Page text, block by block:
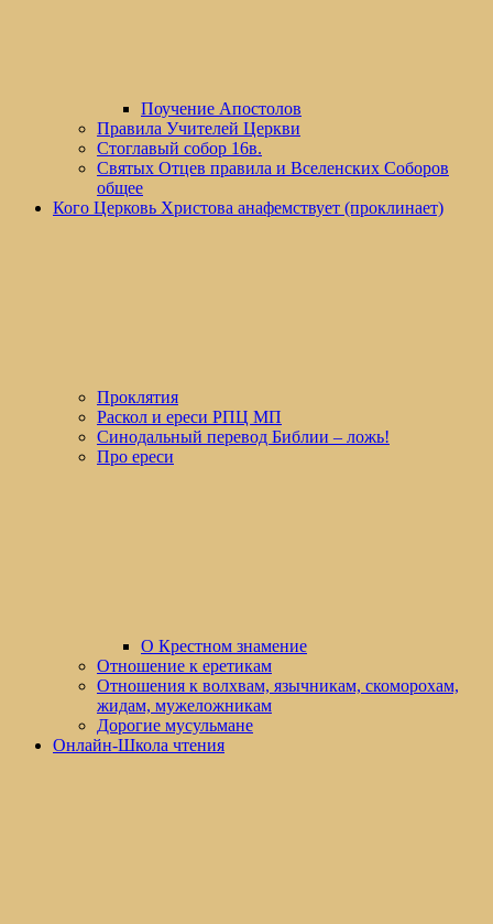
Поучение Апостолов
Правила Учителей Церкви
Стоглавый собор 16в.
Святых Отцев правила и Вселенских Соборов
общее
Кого Церковь Христова анафемствует (проклинает)
Проклятия
Раскол и ереси РПЦ МП
Синодальный перевод Библии – ложь!
Про ереси
О Крестном знамение
Отношение к еретикам
Отношения к волхвам, язычникам, скоморохам,
жидам, мужеложникам
Дорогие мусульмане
Онлайн-Школа чтения